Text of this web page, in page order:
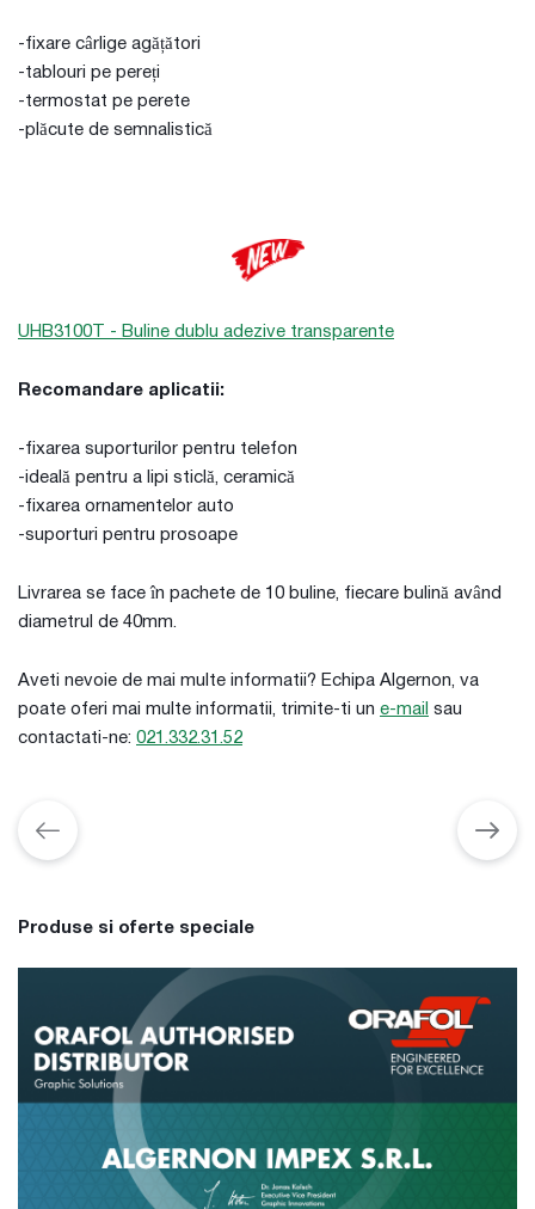
-fixare cârlige agățători
-tablouri pe pereți
-termostat pe perete
-plăcute de semnalistică
UHB3100T - Buline dublu adezive transparente
Recomandare aplicatii:
-fixarea suporturilor pentru telefon
-ideală pentru a lipi sticlă, ceramică
-fixarea ornamentelor auto
-suporturi pentru prosoape
Livrarea se face în pachete de 10 buline, fiecare bulină având
diametrul de 40mm.
Aveti nevoie de mai multe informatii? Echipa Algernon, va
poate oferi mai multe informatii, trimite-ti un e-mail sau
contactati-ne: 021.332.31.52
Produse si oferte speciale